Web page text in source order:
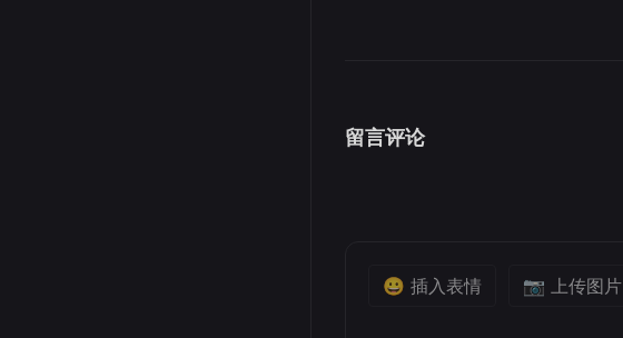
留言评论
😀 插入表情 📷 上传图片